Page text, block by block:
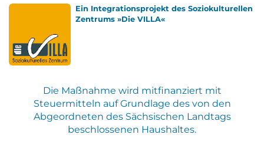
Ein Integrationsprojekt des Soziokulturellen
Zentrums »Die VILLA«
Die Maßnahme wird mitfinanziert mit
Steuermitteln auf Grundlage des von den
Abgeordneten des Sächsischen Landtags
beschlossenen Haushaltes.